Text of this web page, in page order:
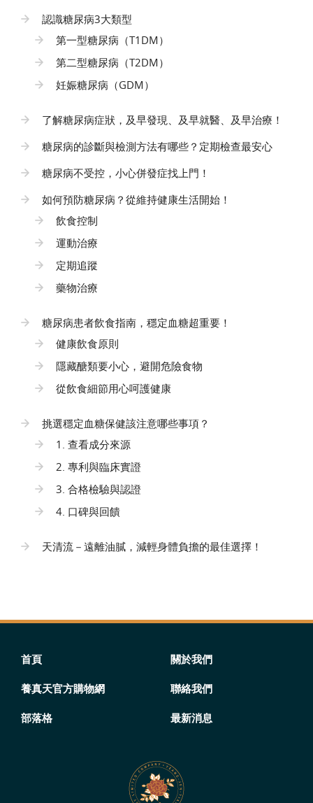
認識糖尿病3大類型
第一型糖尿病（T1DM）
第二型糖尿病（T2DM）
妊娠糖尿病（GDM）
了解糖尿病症狀，及早發現、及早就醫、及早治療！
糖尿病的診斷與檢測方法有哪些？定期檢查最安心
糖尿病不受控，小心併發症找上門！
如何預防糖尿病？從維持健康生活開始！
飲食控制
運動治療
定期追蹤
藥物治療
糖尿病患者飲食指南，穩定血糖超重要！
健康飲食原則
隱藏醣類要小心，避開危險食物
從飲食細節用心呵護健康
挑選穩定血糖保健該注意哪些事項？
1. 查看成分來源
2. 專利與臨床實證
3. 合格檢驗與認證
4. 口碑與回饋
天清流－遠離油膩，減輕身體負擔的最佳選擇！
首頁 關於我們
養真天官方購物網 聯絡我們
部落格 最新消息